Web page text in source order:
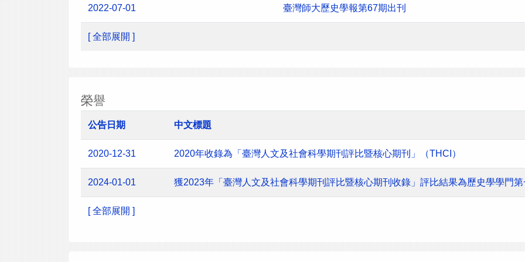
2022-07-01 臺灣師大歷史學報第67期出刊
[ 全部展開 ]
榮譽
公告日期 中文標題
2020-12-31 2020年收錄為「臺灣人文及社會科學期刊評比暨核心期刊」（THCI）
2024-01-01 獲2023年「臺灣人文及社會科學期刊評比暨核心期刊收錄」評比結果為歷史學學門
[ 全部展開 ]